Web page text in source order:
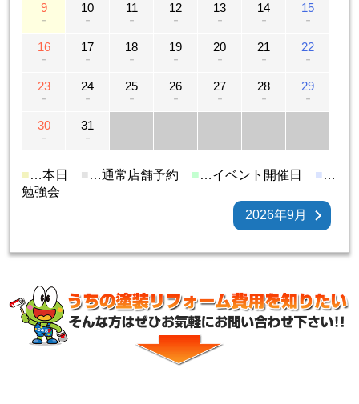
9
－
10
－
11
－
12
－
13
－
14
－
15
－
16
－
17
－
18
－
19
－
20
－
21
－
22
－
23
－
24
－
25
－
26
－
27
－
28
－
29
－
30
－
31
－
■…本日 ■ …通常店舗予約 ■…イベント開催日 ■…
勉強会
2026年9月